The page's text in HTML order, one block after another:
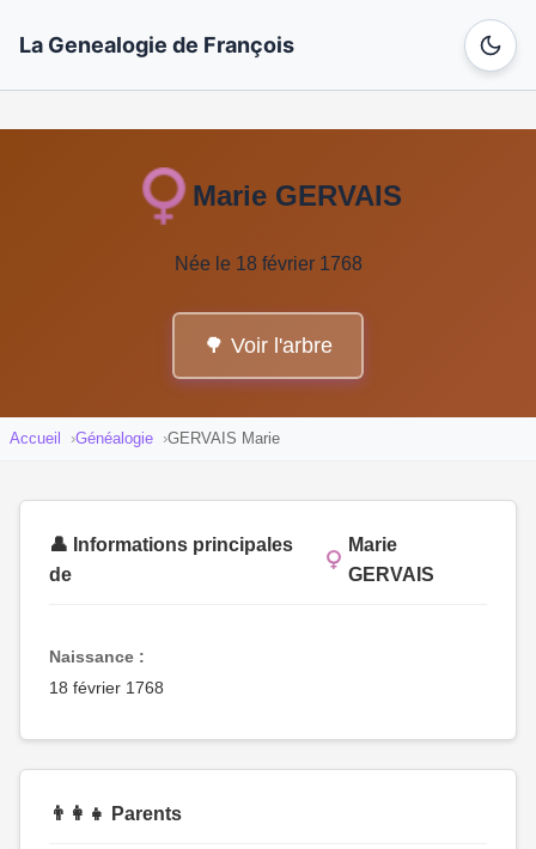
La Genealogie de François
Marie GERVAIS
Née le 18 février 1768
🌳 Voir l'arbre
Accueil Généalogie GERVAIS Marie
👤 Informations principales
de
Marie
GERVAIS
Naissance :
18 février 1768
👨‍👩‍👧 Parents